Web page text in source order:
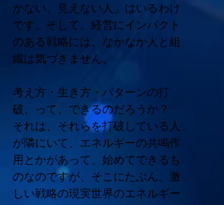
かない、見えない人」はいるわけ
です。そして、経営にインパクト
のある戦略には、なかなか人と組
織は気づきません。
考え方・生き方・パターンの打
破、って、できるのだろうか？
それは、それらを打破している人
が隣にいて、エネルギーの共鳴作
用とかがあって、始めてできるも
のなのですが、そこにたぶん、激
しい戦略の現実世界のエネルギー